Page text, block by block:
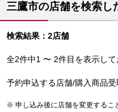
三鷹市の店舗を検索し
検索結果：2店舗
全2件中1 〜 2件目を表示し
予約申込する店舗/購入商品受
申し込み後に店舗を変更するこ